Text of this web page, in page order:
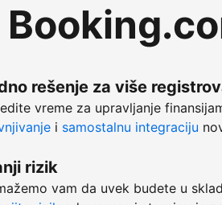
rešenje za više
vreme za upravljanje
i samostalnu integraciju
rizik
vam da uvek budete u